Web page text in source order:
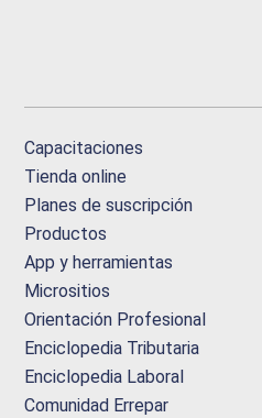
Capacitaciones
Tienda online
Planes de suscripción
Productos
App y herramientas
Micrositios
Orientación Profesional
Enciclopedia Tributaria
Enciclopedia Laboral
Comunidad Errepar